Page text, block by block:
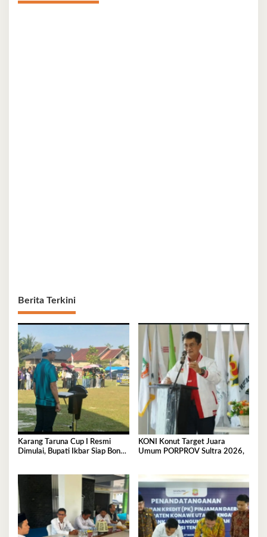
Berita Terkini
Karang Taruna Cup I Resmi
Dimulai, Bupati Ikbar Siap Bonus
KONI Konut Target Juara
Umum PORPROV Sultra 2026,